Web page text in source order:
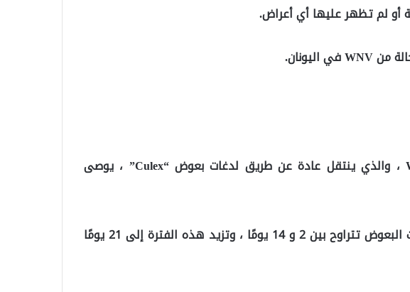
بينما لا يوجد لقاح للحماية من WNV ، والذي ينتقل عادة عن طريق لدغات بعوض “Culex” ، يوصى
يذكر أن فترة الحضانة من لحظة لدغات البعوض تتراوح بين 2 و 14 يومًا ، وتزيد هذه الفترة إلى 21 يومًا